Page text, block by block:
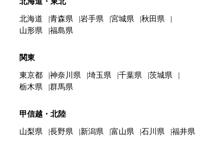
北海道 青森県 岩手県 宮城県
秋田県
山形県
福島県
関東
東京都 神奈川県 埼玉県 千葉県
茨城県
栃木県
群馬県
甲信越・北陸
山梨県 長野県 新潟県 富山県 石川県 福井県